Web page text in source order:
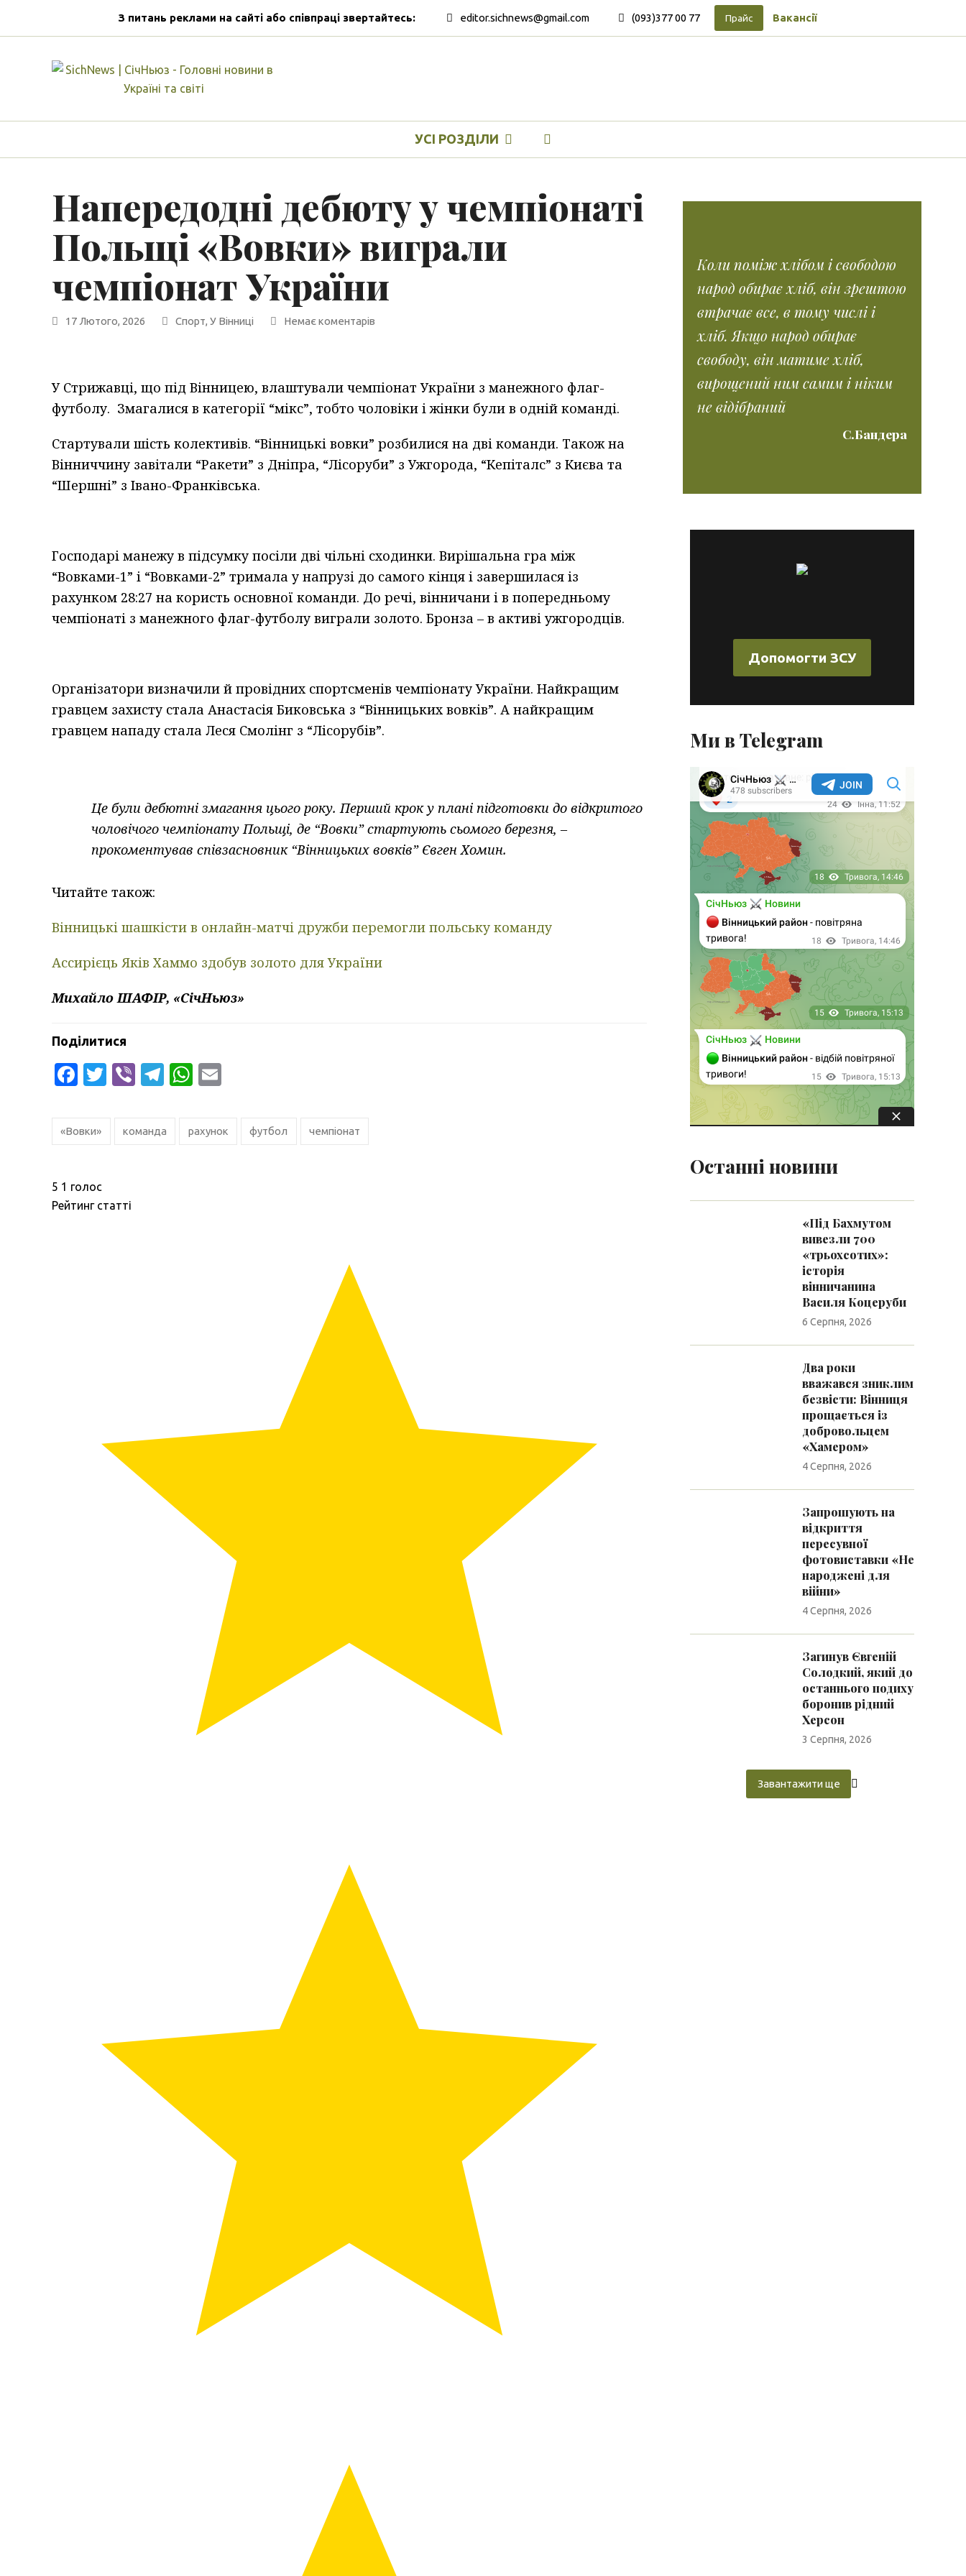
З питань реклами на сайті або співпраці звертайтесь: editor.sichnews@gmail.com (093)377 00 77 Прайс Вакансії
УСІ РОЗДІЛИ
Напередодні дебюту у чемпіонаті
Польщі «Вовки» виграли
чемпіонат України
17 Лютого, 2026 Спорт, У Вінниці Немає коментарів
У Стрижавці, що під Вінницею, влаштували чемпіонат України з манежного флаг-
футболу. Змагалися в категорії “мікс”, тобто чоловіки і жінки були в одній команді.
Стартували шість колективів. “Вінницькі вовки” розбилися на дві команди. Також на
Вінниччину завітали “Ракети” з Дніпра, “Лісоруби” з Ужгорода, “Кепіталс” з Києва та
“Шершні” з Івано-Франківська.
Господарі манежу в підсумку посіли дві чільні сходинки. Вирішальна гра між
“Вовками-1” і “Вовками-2” тримала у напрузі до самого кінця і завершилася із
рахунком 28:27 на користь основної команди. До речі, вінничани і в попередньому
чемпіонаті з манежного флаг-футболу виграли золото. Бронза – в активі ужгородців.
Організатори визначили й провідних спортсменів чемпіонату України. Найкращим
гравцем захисту стала Анастасія Биковська з “Вінницьких вовків”. А найкращим
гравцем нападу стала Леся Смолінг з “Лісорубів”.
Це були дебютні змагання цього року. Перший крок у плані підготовки до відкритого
чоловічого чемпіонату Польщі, де “Вовки” стартують сьомого березня, –
прокоментував співзасновник “Вінницьких вовків” Євген Хомин.
Читайте також:
Вінницькі шашкісти в онлайн-матчі дружби перемогли польську команду
Ассирієць Яків Хаммо здобув золото для України
Михайло ШАФІР, «СічНьюз»
Поділитися
Facebook
Twitter
ViberTelegram
WhatsApp
«Вовки» команда рахунок футбол чемпіонат
5 1 голос
Рейтинг статті
Коли поміж хлібом і свободою
народ обирає хліб, він зрештою
втрачає все, в тому числі і
хліб. Якщо народ обирає
свободу, він матиме хліб,
вирощений ним самим і ніким
не відібраний
С.Бандера
Допомогти ЗСУ
Ми в Telegram
Останні новини
«Під Бахмутом
вивезли 700
«трьохсотих»:
історія
вінничанина
Василя Коцеруби
6 Серпня, 2026
Два роки
вважався зниклим
безвісти: Вінниця
прощається із
добровольцем
«Хамером»
4 Серпня, 2026
Запрошують на
відкриття
пересувної
фотовиставки «Не
народжені для
війни»
4 Серпня, 2026
Загинув Євгеній
Солодкий, який до
останнього подиху
боронив рідний
Херсон
3 Серпня, 2026
Завантажити ще